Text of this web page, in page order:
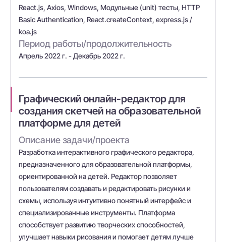
React.js, Axios, Windows, Модульные (unit) тесты, HTTP
Basic Authentication, React.createContext, express.js /
koa.js
Период работы/продолжительность
Апрель 2022 г. - Декабрь 2022 г.
Графический онлайн-редактор для
создания скетчей на образовательной
платформе для детей
Описание задачи/проекта
Разработка интерактивного графического редактора,
предназначенного для образовательной платформы,
ориентированной на детей. Редактор позволяет
пользователям создавать и редактировать рисунки и
схемы, используя интуитивно понятный интерфейс и
специализированные инструменты. Платформа
способствует развитию творческих способностей,
улучшает навыки рисования и помогает детям лучше